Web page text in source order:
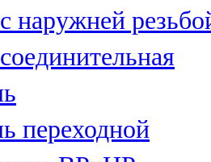
наружней
переходной